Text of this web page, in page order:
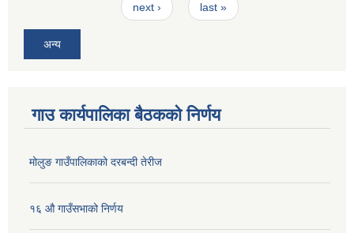
next › last »
अन्य
गाउ कार्यपालिका बैठकको निर्णय
मोलुङ गाउँपालिकाको दरबन्दी तेरीज
१६ औ गाउँसभाको निर्णय